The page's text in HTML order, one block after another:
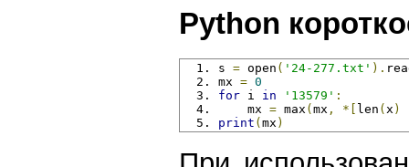
Python
s = open ( '24-277.txt' ).
mx = 0
for i in '13579' :
    mx
= max (mx , *[ len ( x )
print (mx )